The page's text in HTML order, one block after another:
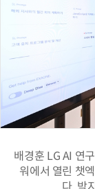
배경훈 LG AI 연
워에서 열린 챗